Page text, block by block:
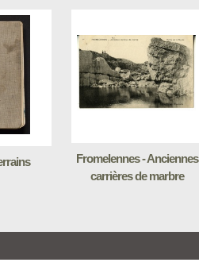
Fromelennes - Anciennes
carrières de marbre